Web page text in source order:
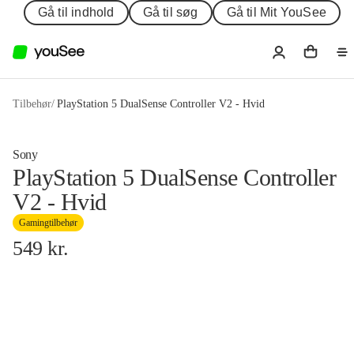
Gå til indhold Gå til søg Gå til Mit YouSee
Tilbehør/ PlayStation 5 DualSense Controller V2 - Hvid
Sony
PlayStation 5 DualSense Controller
V2 - Hvid
Gamingtilbehør
549kr.